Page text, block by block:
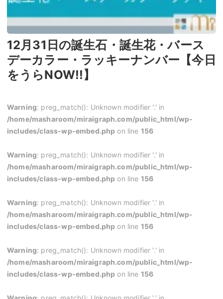
12月31日の誕生石・誕生花・バース
デーカラー・ラッキーナンバー【今日
をうらNOW!!】
Warning: preg_match(): Unknown modifier '.' in
/home/masharoom/miraigraph.com/public_html/wp-
includes/class-wp-embed.php on line 156
Warning: preg_match(): Unknown modifier '.' in
/home/masharoom/miraigraph.com/public_html/wp-
includes/class-wp-embed.php on line 156
Warning: preg_match(): Unknown modifier '.' in
/home/masharoom/miraigraph.com/public_html/wp-
includes/class-wp-embed.php on line 156
Warning: preg_match(): Unknown modifier '.' in
/home/masharoom/miraigraph.com/public_html/wp-
includes/class-wp-embed.php on line 156